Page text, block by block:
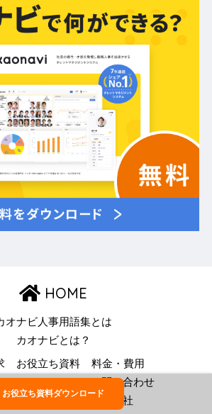
HOME
オナビ人事用語集とは
カオナビとは？
お役立ち資料
料金・費用
アル
メディアへ問い合わせ
バシーポリシー
運営会社
お役立ち資料ダウンロード